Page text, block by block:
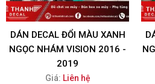
DÁN DECAL ĐỔI MÀU XANH
NGỌC NHÁM VISION 2016 -
2019
Giá: Liên hệ